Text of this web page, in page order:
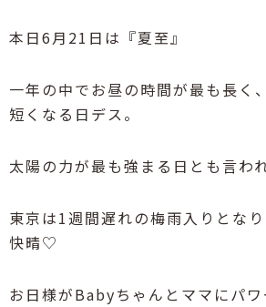
本日6月21日は『夏至』
一年の中でお昼の時間が最も長く
短くなる日デス。
太陽の力が最も強まる日とも言わ
東京は1週間遅れの梅雨入りとな
快晴♡
お日様がBabyちゃんとママにパ